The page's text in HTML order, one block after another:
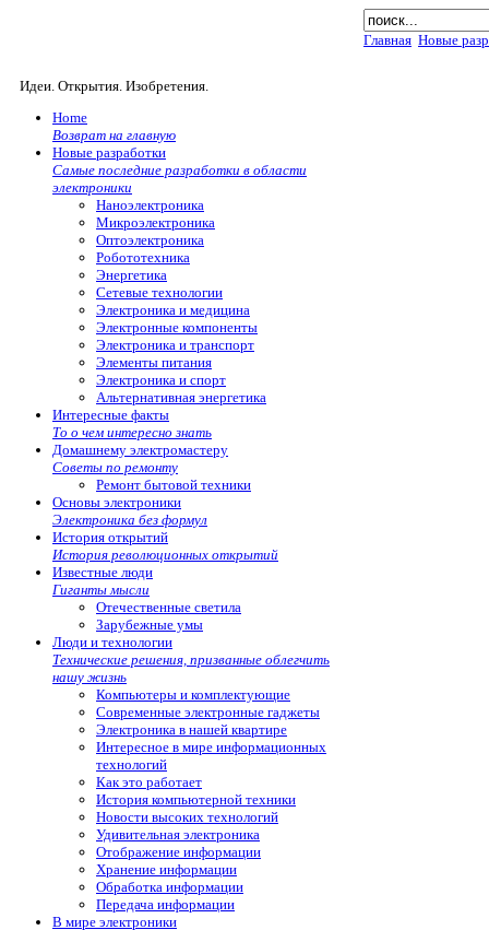
Главная Новые
Идеи. Открытия. Изобретения.
Home
Возврат на главную
Новые разработки
Самые последние разработки в области
электроники
Наноэлектроника
Микроэлектроника
Оптоэлектроника
Робототехника
Энергетика
Сетевые технологии
Электроника и медицина
Электронные компоненты
Электроника и транспорт
Элементы питания
Электроника и спорт
Альтернативная энергетика
Интересные факты
То о чем интересно знать
Домашнему электромастеру
Советы по ремонту
Ремонт бытовой техники
Основы электроники
Электроника без формул
История открытий
История революционных открытий
Известные люди
Гиганты мысли
Отечественные светила
Зарубежные умы
Люди и технологии
Технические решения, призванные облегчить
нашу жизнь
Компьютеры и комплектующие
Современные электронные гаджеты
Электроника в нашей квартире
Интересное в мире информационных
технологий
Как это работает
История компьютерной техники
Новости высоких технологий
Удивительная электроника
Отображение информации
Хранение информации
Обработка информации
Передача информации
В мире электроники